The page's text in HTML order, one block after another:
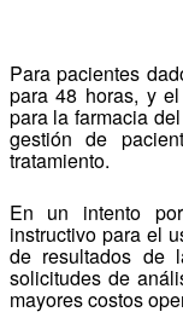
Para pacientes
para 48 horas, y
para la farmacia
gestión de
tratamiento.
En un intento
instructivo para el
de resultados de
solicitudes de
mayores costos